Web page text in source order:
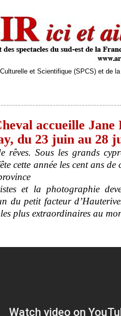
et Scientifique (SPCS) et de
accueille
du 23 juin au 28
rêves. Sous les grands
cette année les cent ans de
et la photographie
du petit facteur
plus extraordinaires au